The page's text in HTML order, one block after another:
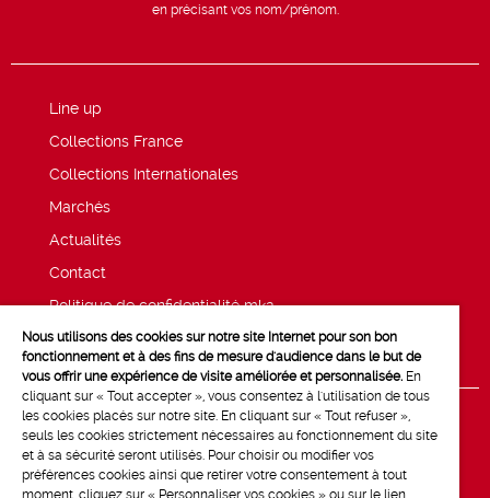
en précisant vos nom/prénom.
Line up
Collections France
Collections Internationales
Marchés
Actualités
Contact
Politique de confidentialité mk2
Mentions légales
Nous utilisons des cookies sur notre site Internet pour son bon
fonctionnement et à des fins de mesure d'audience dans le but de
vous offrir une expérience de visite améliorée et personnalisée. En
cliquant sur « Tout accepter », vous consentez à l'utilisation de tous
les cookies placés sur notre site. En cliquant sur « Tout refuser »,
seuls les cookies strictement nécessaires au fonctionnement du site
et à sa sécurité seront utilisés. Pour choisir ou modifier vos
préférences cookies ainsi que retirer votre consentement à tout
moment, cliquez sur « Personnaliser vos cookies » ou sur le lien